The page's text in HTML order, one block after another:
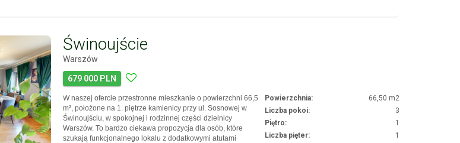
Świnoujście
Warszów
679 000 PLN
W naszej ofercie przestronne mieszkanie o powierzchni 66,5
m², położone na 1. piętrze kamienicy przy ul. Sosnowej w
Świnoujściu, w spokojnej i rodzinnej części dzielnicy
Warszów. To bardzo ciekawa propozycja dla osób, które
szukają funkcjonalnego lokalu z dodatkowymi atutami
Powierzchnia:
66,50 m2
Liczba pokoi:
3
Piętro:
1
Liczba pięter:
1